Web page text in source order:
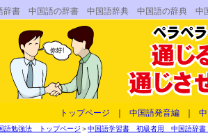
辞書 中国語の辞書 中国語辞典 中国語の辞典
トップページ 中国語発音編
語勉強法 トップページ ＞中国語学習書 初級者用 中国語辞書